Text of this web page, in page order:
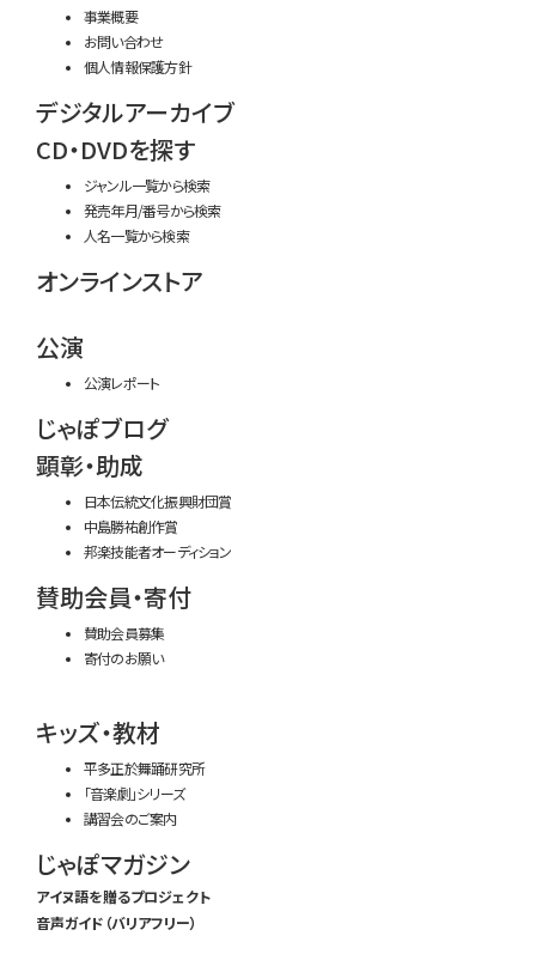
事業概要
お問い合わせ
個人情報保護方針
デジタルアーカイブ
CD・DVDを探す
ジャンル一覧から検索
発売年月/番号から検索
人名一覧から検索
オンラインストア
公演
公演レポート
じゃぽブログ
顕彰・助成
日本伝統文化振興財団賞
中島勝祐創作賞
邦楽技能者オーディション
賛助会員・寄付
賛助会員募集
寄付のお願い
キッズ・教材
平多正於舞踊研究所
「音楽劇」シリーズ
講習会のご案内
じゃぽマガジン
アイヌ語を贈るプロジェクト
音声ガイド（バリアフリー）